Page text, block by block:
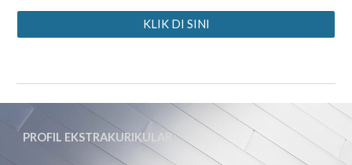
KLIK DI SINI
PROFIL EKSTRAKURIKULAR